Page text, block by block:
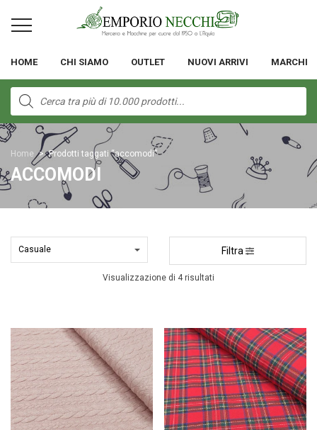
HOME CHI SIAMO OUTLET NUOVI ARRIVI MARCHI
Products
search
Home > Prodotti taggati “accomodi”
ACCOMODI
Filtra
Visualizzazione di 4 risultati